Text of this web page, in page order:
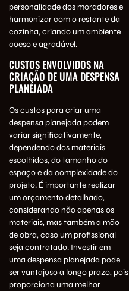
personalidade dos moradores e
harmonizar com o restante da
cozinha, criando um ambiente
coeso e agradável.
CUSTOS ENVOLVIDOS NA
CRIAÇÃO DE UMA DESPENSA
PLANEJADA
Os custos para criar uma
despensa planejada podem
variar significativamente,
dependendo dos materiais
escolhidos, do tamanho do
espaço e da complexidade do
projeto. É importante realizar
um orçamento detalhado,
considerando não apenas os
materiais, mas também a mão
de obra, caso um profissional
seja contratado. Investir em
uma despensa planejada pode
ser vantajoso a longo prazo, pois
proporciona uma melhor